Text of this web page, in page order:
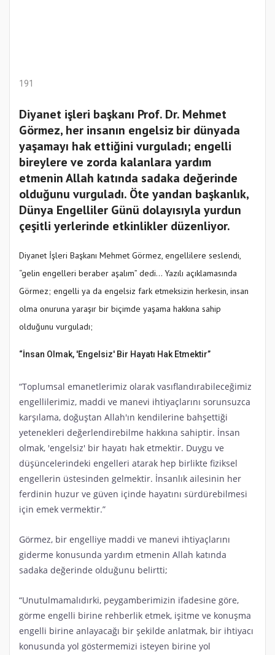
191
Diyanet işleri başkanı Prof. Dr. Mehmet
Görmez, her insanın engelsiz bir dünyada
yaşamayı hak ettiğini vurguladı; engelli
bireylere ve zorda kalanlara yardım
etmenin Allah katında sadaka değerinde
olduğunu vurguladı. Öte yandan başkanlık,
Dünya Engelliler Günü dolayısıyla yurdun
çeşitli yerlerinde etkinlikler düzenliyor.
Diyanet İşleri Başkanı Mehmet Görmez, engellilere seslendi,
“gelin engelleri beraber aşalım” dedi… Yazılı açıklamasında
Görmez; engelli ya da engelsiz fark etmeksizin herkesin, insan
olma onuruna yaraşır bir biçimde yaşama hakkına sahip
olduğunu vurguladı;
“İnsan Olmak, 'Engelsiz' Bir Hayatı Hak Etmektir”
“Toplumsal emanetlerimiz olarak vasıflandırabileceğimiz
engellilerimiz, maddi ve manevi ihtiyaçlarını sorunsuzca
karşılama, doğuştan Allah'ın kendilerine bahşettiği
yetenekleri değerlendirebilme hakkına sahiptir. İnsan
olmak, 'engelsiz' bir hayatı hak etmektir. Duygu ve
düşüncelerindeki engelleri atarak hep birlikte fiziksel
engellerin üstesinden gelmektir. İnsanlık ailesinin her
ferdinin huzur ve güven içinde hayatını sürdürebilmesi
için emek vermektir.”
Görmez, bir engelliye maddi ve manevi ihtiyaçlarını
giderme konusunda yardım etmenin Allah katında
sadaka değerinde olduğunu belirtti;
“Unutulmamalıdırki, peygamberimizin ifadesine göre,
görme engelli birine rehberlik etmek, işitme ve konuşma
engelli birine anlayacağı bir şekilde anlatmak, bir ihtiyacı
konusunda yol göstermemizi isteyen birine yol